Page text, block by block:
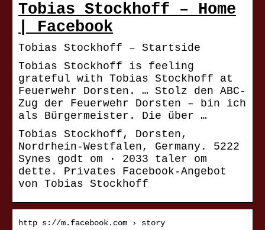
Tobias Stockhoff – Home
| Facebook
Tobias Stockhoff – Startside
Tobias Stockhoff is feeling
grateful with Tobias Stockhoff at
Feuerwehr Dorsten. … Stolz den ABC-
Zug der Feuerwehr Dorsten – bin ich
als Bürgermeister. Die über …
Tobias Stockhoff, Dorsten,
Nordrhein-Westfalen, Germany. 5222
Synes godt om · 2033 taler om
dette. Privates Facebook-Angebot
von Tobias Stockhoff
http s://m.facebook.com › story